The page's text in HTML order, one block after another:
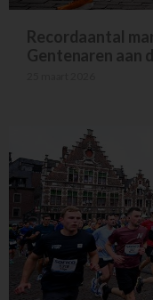
Recordaantal
Gentenaren aan